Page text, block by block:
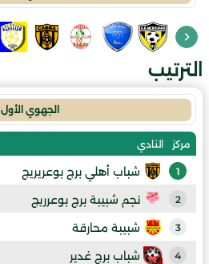
الترتيب
الجهوي الأول
مركز النادي
1 شباب أهلي برج بوعريريج
2 نجم شبيبة برج بوعرريج
3 شبيبة محارقة
4 شباب برج غدير